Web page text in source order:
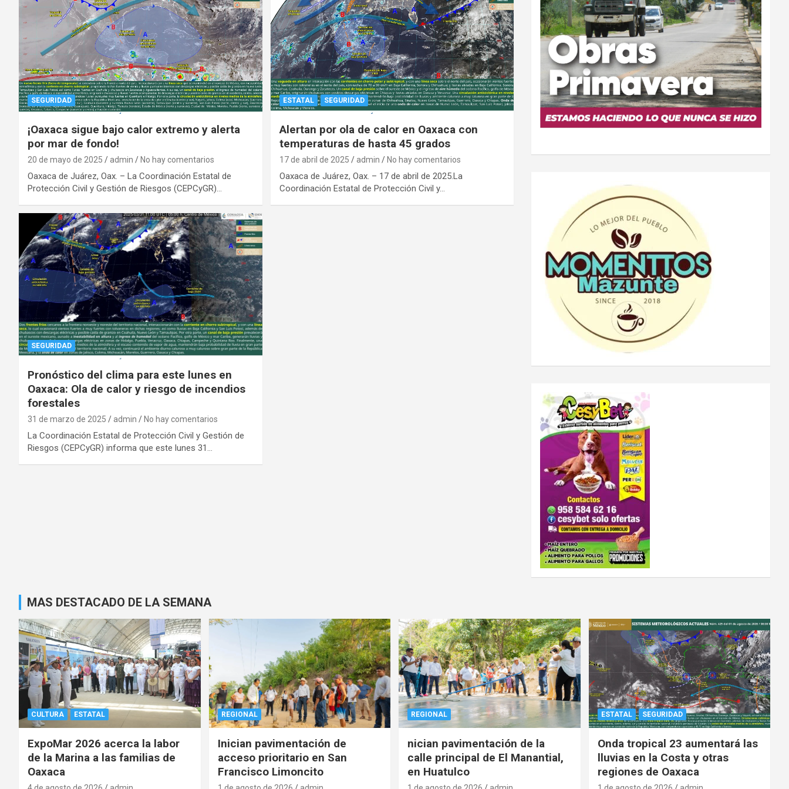
SEGURIDAD
¡Oaxaca sigue bajo calor extremo y alerta
por mar de fondo!
20 de mayo de 2025 admin No hay comentarios
Oaxaca de Juárez, Oax. – La Coordinación Estatal de
Protección Civil y Gestión de Riesgos (CEPCyGR)…
ESTATAL SEGURIDAD
Alertan por ola de calor en Oaxaca con
temperaturas de hasta 45 grados
17 de abril de 2025 admin No hay comentarios
Oaxaca de Juárez, Oax. – 17 de abril de 2025.La
Coordinación Estatal de Protección Civil y…
SEGURIDAD
Pronóstico del clima para este lunes en
Oaxaca: Ola de calor y riesgo de incendios
forestales
31 de marzo de 2025 admin No hay comentarios
La Coordinación Estatal de Protección Civil y Gestión de
Riesgos (CEPCyGR) informa que este lunes 31…
MAS DESTACADO DE LA SEMANA
CULTURA ESTATAL
ExpoMar 2026 acerca la labor
de la Marina a las familias de
Oaxaca
REGIONAL
Inician pavimentación de
acceso prioritario en San
Francisco Limoncito
REGIONAL
nician pavimentación de la
calle principal de El Manantial,
en Huatulco
ESTATAL SEGURIDAD
Onda tropical 23 aumentará las
lluvias en la Costa y otras
regiones de Oaxaca